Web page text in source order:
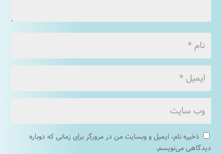
ذخیره نام، ایمیل و وبسایت من در مرورگر برای زمانی که دوباره
دیدگاهی می‌نویسم.